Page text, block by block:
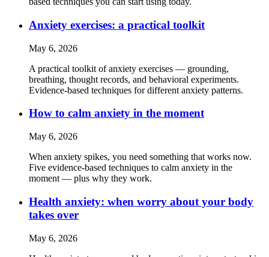
Anxiety exercises: a practical toolkit
May 6, 2026
A practical toolkit of anxiety exercises — grounding,
breathing, thought records, and behavioral experiments.
Evidence-based techniques for different anxiety patterns.
How to calm anxiety in the moment
May 6, 2026
When anxiety spikes, you need something that works now.
Five evidence-based techniques to calm anxiety in the
moment — plus why they work.
Health anxiety: when worry about your body
takes over
May 6, 2026